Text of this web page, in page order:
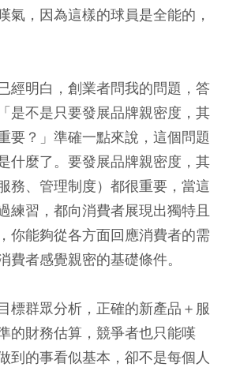
氣，因為這樣的球員是全能的，
經明白，創業者問我的問題，答
是不是只要發展品牌親密度，其
要？」準確一點來說，這個問題
什麼了。要發展品牌親密度，其
務、管理制度）都很重要，當這
練習，都向消費者展現出獨特且
你能夠從各方面回應消費者的需
費者感覺親密的基礎條件。
標群眾分析，正確的新產品＋服
的財務估算，競爭者也只能嘆
到的事看似基本，卻不是每個人